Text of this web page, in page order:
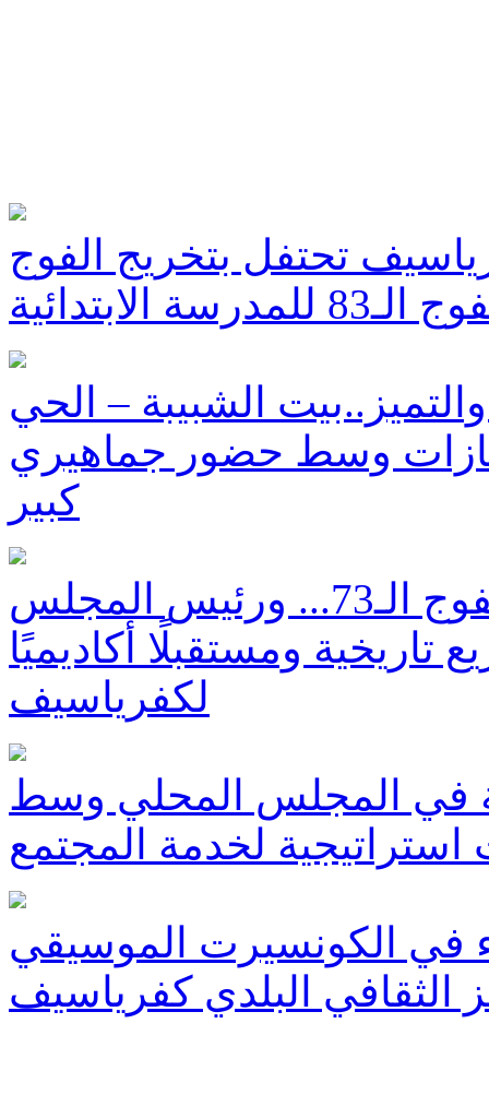
تحتفل بتخريج الفوج
الشبيبة – الحي
وسط حضور جماهيري
كبير
مدرسة يني الثانوية تخرج الفوج الـ73... ورئيس المجلس
ومستقبلًا أكاديميًا
لكفرياسيف
في المجلس المحلي وسط
لخدمة المجتمع
في الكونسيرت الموسيقي
الثقافي البلدي كفرياسيف